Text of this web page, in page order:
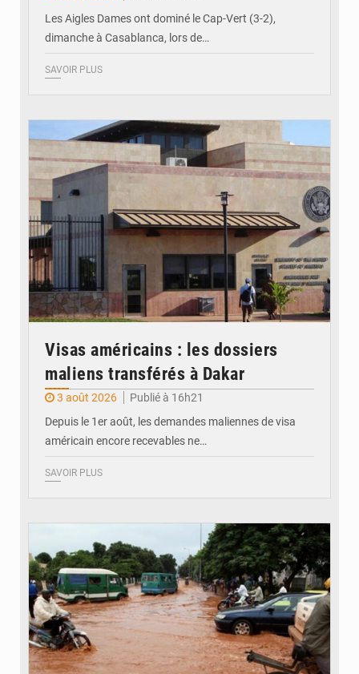
Les Aigles Dames ont dominé le Cap-Vert (3-2),
dimanche à Casablanca, lors de…
SAVOIR PLUS
Visas américains : les dossiers
maliens transférés à Dakar
3 août 2026
Publié à 16h21
Depuis le 1er août, les demandes maliennes de visa
américain encore recevables ne…
SAVOIR PLUS